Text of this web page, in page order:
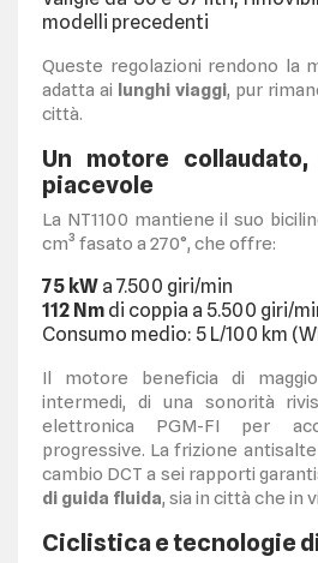
modelli precedenti
Queste regolazioni rendono la
adatta ai lunghi viaggi, pur
città.
Un motore
piacevole
La NT1100 mantiene il suo
cm³ fasato a 270°, che offre:
75 kW a 7.500 giri/min
112 Nm di coppia a 5.500 giri/
Consumo medio: 5 L/100 km
Il motore beneficia di
intermedi, di una sonorità
elettronica PGM-FI per
progressive. La frizione
cambio DCT a sei rapporti
di guida fluida, sia in città che in
Ciclistica e tecnologie